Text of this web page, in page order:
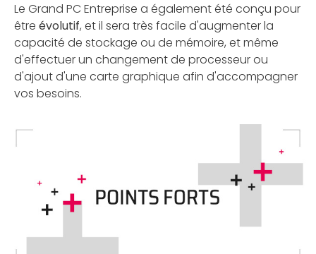
Le Grand PC Entreprise a également été conçu pour
être évolutif, et il sera très facile d'augmenter la
capacité de stockage ou de mémoire, et même
d'effectuer un changement de processeur ou
d'ajout d'une carte graphique afin d'accompagner
vos besoins.